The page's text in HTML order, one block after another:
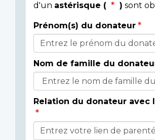
d'un astérisque ( ) sont
Détails
du
donateur
Prénom(s) du donateur
Nom de famille du
Relation du donateur avec